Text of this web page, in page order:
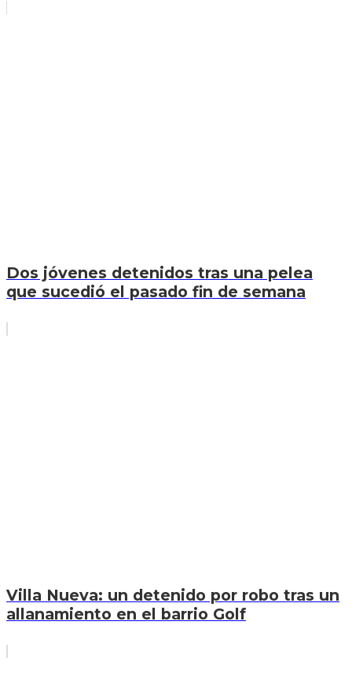
Dos jóvenes detenidos tras una pelea
que sucedió el pasado fin de semana
Villa Nueva: un detenido por robo tras un
allanamiento en el barrio Golf